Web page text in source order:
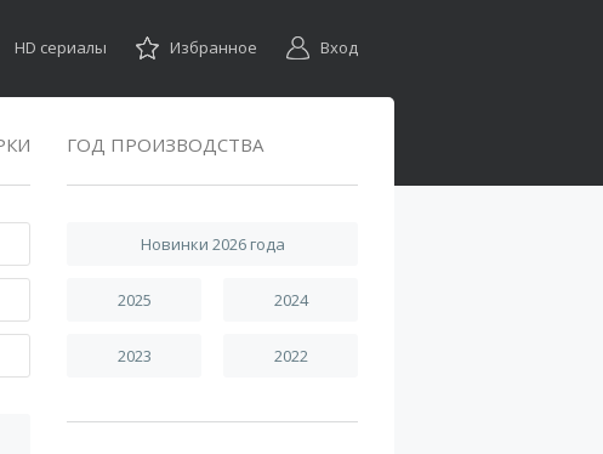
HD сериалы Избранное Вход
ГОД ПРОИЗВОДСТВА
Новинки 2026 года
2025 2024
2023 2022